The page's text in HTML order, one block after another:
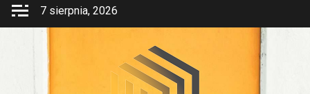
Przejdź
7 sierpnia, 2026